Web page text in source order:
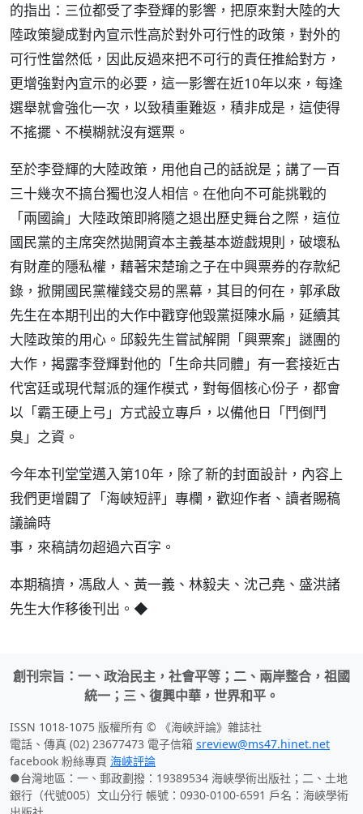
的指出：三位都受了李登輝的影響，把原來對大陸的大
陸政策變成對內宣示性高於對外可行性的政策，對外的
可行性當然低，因此反過來把不可行的責任推給對方，
更增強對內宣示的必要，這一影響在近10年以來，每逢
選舉就會強化一次，以致積重難返，積非成是，這使得
不搖擺、不模糊就沒有選票。
至於李登輝的大陸政策，用他自己的話說是；講了一百
三十幾次不搞台獨也沒人相信。在他向不可能挑戰的
「兩國論」大陸政策即將隨之退出歷史舞台之際，這位
國民黨的主席突然拋開資本主義基本遊戲規則，破壞私
有財產的隱私權，藉著宋楚瑜之子在中興票券的存款紀
錄，掀開國民黨權錢交易的黑幕，其目的何在，郭承啟
先生在本期刊出的大作中戳穿他毀黨挺陳水扁，延續其
大陸政策的用心。邱毅先生嘗試解開「興票案」謎團的
大作，揭露李登輝對他的「生命共同體」有一套接近古
代宮廷或現代幫派的運作模式，對每個核心份子，都會
以「霸王硬上弓」方式設立專戶，以備他日「鬥倒鬥
臭」之資。
今年本刊堂堂邁入第10年，除了新的封面設計，內容上
我們更增闢了「海峽短評」專欄，歡迎作者、讀者賜稿
議論時
事，來稿請勿超過六百字。
本期稿擠，馮啟人、黃一義、林毅夫、沈己堯、盛洪諸
先生大作移後刊出。◆
創刊宗旨：一、政治民主，社會平等；二、兩岸整合，祖國
統一；三、復興中華，世界和平。
ISSN 1018-1075 版權所有 © 《海峽評論》雜誌社
電話、傳真 (02) 23677473 電子信箱 sreview@ms47.hinet.net
facebook 粉絲專頁 海峽評論
●台灣地區：一、郵政劃撥：19389534 海峽學術出版社；二、土地
銀行（代號005）文山分行 帳號：0930-0100-6591 戶名：海峽學術